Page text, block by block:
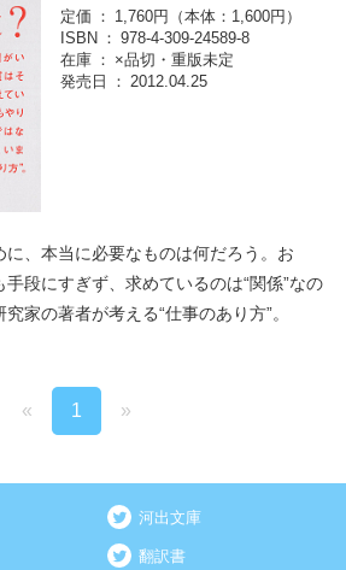
定価
1,760円（本体：1,600円）
ISBN
978-4-309-24589-8
在庫
×品切・重版未定
発売日
2012.04.25
、本当に必要なものは何だろう。お
にすぎず、求めているのは“関係”なの
家の著者が考える“仕事のあり方”。
« 1 »
河出文庫
翻訳書